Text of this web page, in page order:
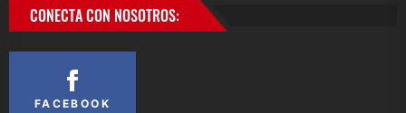
CONECTA CON NOSOTROS:
FACEBOOK